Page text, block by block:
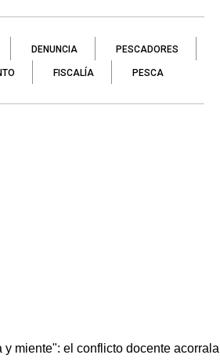
DENUNCIA PESCADORES
FISCALÍA PESCA